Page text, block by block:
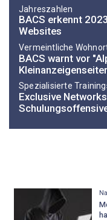
Jahreszahlen
BACS erkennt
Websites
Vermeintliche
BACS warnt vor
Spezialisierte
Exclusive